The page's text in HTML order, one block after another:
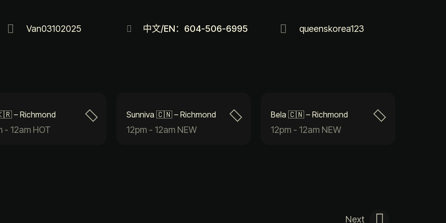
Van03102025 中文/EN：604-506-6995 queenskorea123
– Richmond
- 12am HOT
Sunniva 🇨🇳 – Richmond
12pm - 12am NEW
Bela 🇨🇳 – Richmond
12pm - 12am NEW
Next